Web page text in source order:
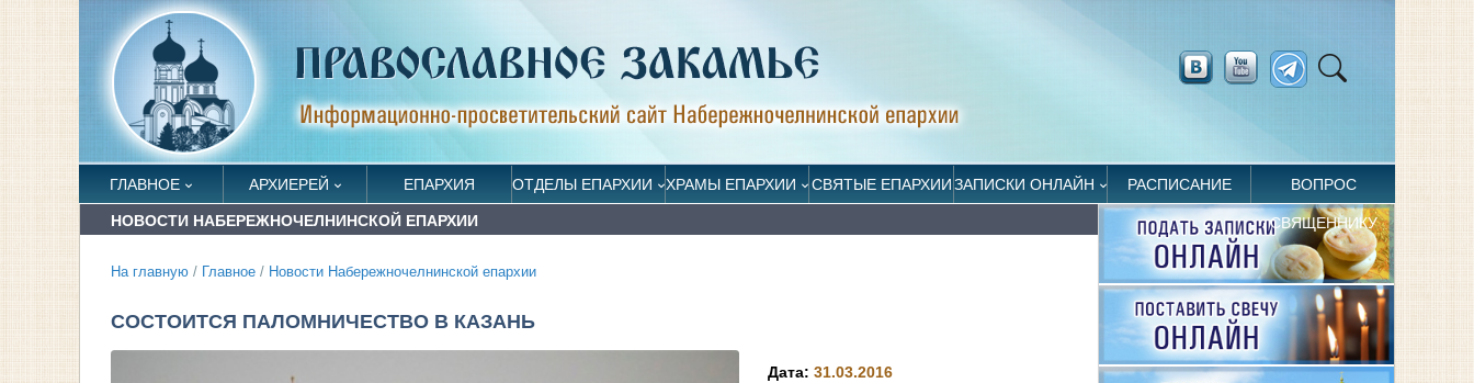
ГЛАВНОЕ АРХИЕРЕЙ ЕПАРХИЯ ОТДЕЛЫ ЕПАРХИИ ХРАМЫ ЕПАРХИИ СВЯТЫЕ ЕПАРХИИЗАПИСКИ ОНЛАЙН РАСПИСАНИЕ ВОПРОС
СВЯЩЕННИКУ
НОВОСТИ НАБЕРЕЖНОЧЕЛНИНСКОЙ ЕПАРХИИ
На главную / Главное / Новости Набережночелнинской епархии
СОСТОИТСЯ ПАЛОМНИЧЕСТВО В КАЗАНЬ
Дата:31.03.2016